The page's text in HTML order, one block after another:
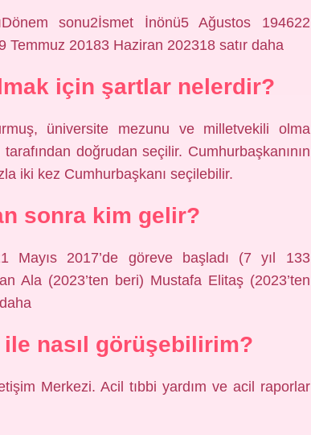
sonu2İsmet İnönü5 Ağustos 194622
Temmuz 20183 Haziran 202318 satır daha
için şartlar nelerdir?
üniversite mezunu ve milletvekili olma
doğrudan seçilir. Cumhurbaşkanının
iki kez Cumhurbaşkanı seçilebilir.
sonra kim gelir?
Mayıs 2017’de göreve başladı (7 yıl 133
Ala (2023’ten beri) Mustafa Elitaş (2023’ten
ile nasıl görüşebilirim?
Merkezi. Acil tıbbi yardım ve acil raporlar